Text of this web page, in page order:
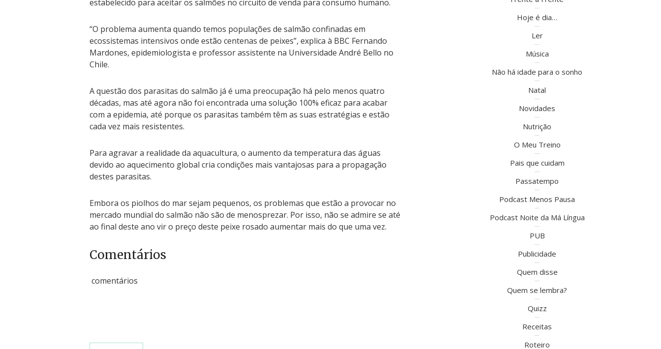
estabelecido para aceitar os salmões no circuito de venda para consumo humano.
“O problema aumenta quando temos populações de salmão confinadas em
ecossistemas intensivos onde estão centenas de peixes”, explica à BBC Fernando
Mardones, epidemiologista e professor assistente na Universidade André Bello no
Chile.
A questão dos parasitas do salmão já é uma preocupação há pelo menos quatro
décadas, mas até agora não foi encontrada uma solução 100% eficaz para acabar
com a epidemia, até porque os parasitas também têm as suas estratégias e estão
cada vez mais resistentes.
Para agravar a realidade da aquacultura, o aumento da temperatura das águas
devido ao aquecimento global cria condições mais vantajosas para a propagação
destes parasitas.
Embora os piolhos do mar sejam pequenos, os problemas que estão a provocar no
mercado mundial do salmão não são de menosprezar. Por isso, não se admire se até
ao final deste ano vir o preço deste peixe rosado aumentar mais do que uma vez.
Comentários
comentários
Hoje é dia…
Ler
Música
Não há idade para o sonho
Natal
Novidades
Nutrição
O Meu Treino
Pais que cuidam
Passatempo
Podcast Menos Pausa
Podcast Noite da Má Língua
PUB
Publicidade
Quem disse
Quem se lembra?
Quizz
Receitas
Roteiro